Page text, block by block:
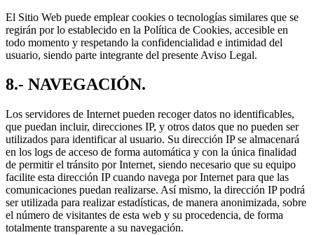
El Sitio Web puede emplear cookies o tecnologías similares que se
regirán por lo establecido en la Política de Cookies, accesible en
todo momento y respetando la confidencialidad e intimidad del
usuario, siendo parte integrante del presente Aviso Legal.
8.- NAVEGACIÓN.
Los servidores de Internet pueden recoger datos no identificables,
que puedan incluir, direcciones IP, y otros datos que no pueden ser
utilizados para identificar al usuario. Su dirección IP se almacenará
en los logs de acceso de forma automática y con la única finalidad
de permitir el tránsito por Internet, siendo necesario que su equipo
facilite esta dirección IP cuando navega por Internet para que las
comunicaciones puedan realizarse. Así mismo, la dirección IP podrá
ser utilizada para realizar estadísticas, de manera anonimizada, sobre
el número de visitantes de esta web y su procedencia, de forma
totalmente transparente a su navegación.